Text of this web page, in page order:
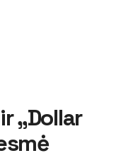
„Dollar